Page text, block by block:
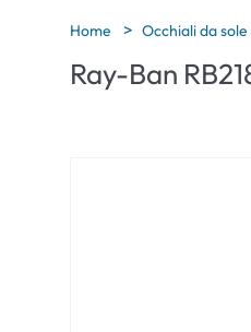
Marche
Acuvue
Home Occhiali da sole
Ray-Ban